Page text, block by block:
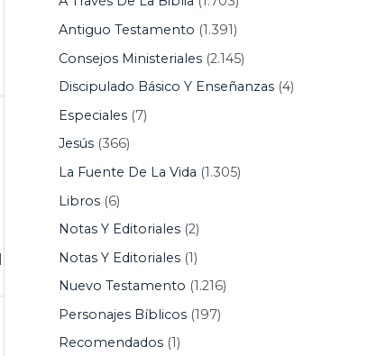
Antiguo Testamento (1.391)
Consejos Ministeriales(2.145)
Discipulado Básico Y Enseñanzas(4)
Especiales(7)
Jesús(366)
La Fuente De La Vida (1.305)
Libros(6)
Notas Y Editoriales(2)
Notas Y Editoriales(1)
Nuevo Testamento (1.216)
Personajes Bíblicos(197)
Recomendados(1)